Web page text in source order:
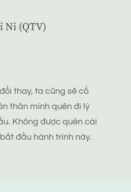
Ni (QTV)
thay, ta cũng sẽ cố
thân mình quên đi lý
Không được quên cái
đầu hành trình này.